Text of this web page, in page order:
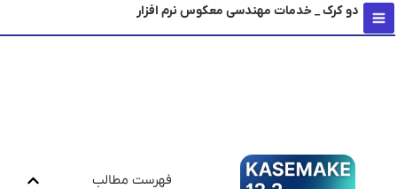
دو کرک _ خدمات مهندسی معکوس نرم افزار
فهرست مطالب